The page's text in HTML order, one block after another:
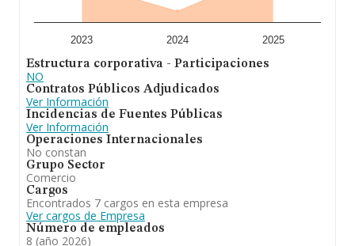
2023 2024 2025
Estructura corporativa - Participaciones
NO
Contratos Públicos Adjudicados
Ver Información
Incidencias de Fuentes Públicas
Ver Información
Operaciones Internacionales
No constan
Grupo Sector
Comercio
Cargos
Encontrados 7 cargos en esta empresa
Ver cargos de Empresa
Número de empleados
8 (año 2026)